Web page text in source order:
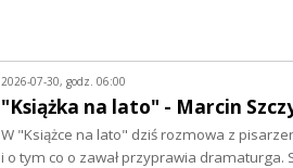
2026-07-30, godz. 06:00
"Książka na lato" - Marcin
W "Książce na lato" dziś rozmowa z
i o tym co o zawał przyprawia dramaturga.